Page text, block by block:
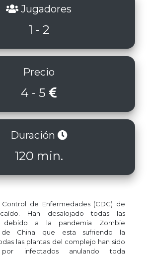
Jugadores
1 - 2
Precio
4 - 5
Duración
120 min.
de Enfermedades (CDC) de
Han desalojado todas las
debido a la pandemia Zombie
de China que esta sufriendo la
las plantas del complejo han sido
por infectados anulando toda